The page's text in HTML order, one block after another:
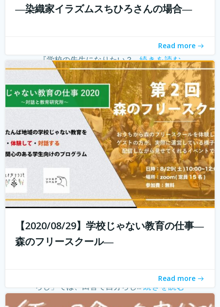
―染織家イラズムスちひろさんの場合―
Read more
こんにちは！ 学校じゃない教育の仕事プロジェクトの米田
味がありますか？ 子どもを対象とした仕事をしたいけど、
『学校の先生になりたい？...続きを読む
【2020/08/29】学校じゃない教育の仕事―
森のフリースクール―
Read more
withコロナ時代に入り、オンライン化が加速化すること
で、不便だと思われていた田舎も、不便に感じなくなって
う思う方も多いかもしれません。 「不便な田舎の自由な暮
らし」では、田舎で自分らし... 続きを読む